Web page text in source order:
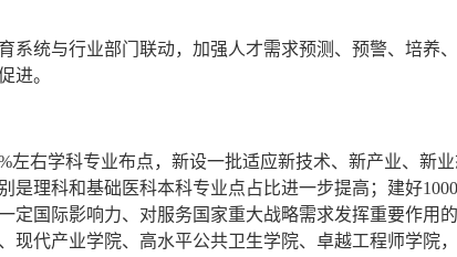
统与行业部门联动，加强人才需求预测、预警、培养
进。
左右学科专业布点，新设一批适应新技术、新产业、新
是理科和基础医科本科专业点占比进一步提高；建好
定国际影响力、对服务国家重大战略需求发挥重要作用
现代产业学院、高水平公共卫生学院、卓越工程师学院